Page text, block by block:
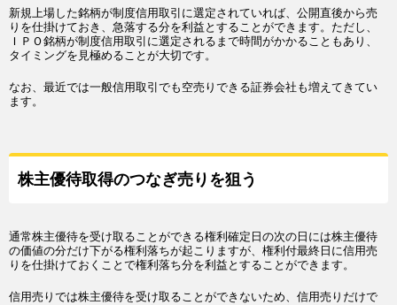
新規上場した銘柄が制度信用取引に選定されていれば、公開直後から売
りを仕掛けておき、急落する分を利益とすることができます。ただし、
ＩＰＯ銘柄が制度信用取引に選定されるまで時間がかかることもあり、
タイミングを見極めることが大切です。
なお、最近では一般信用取引でも空売りできる証券会社も増えてきてい
ます。
株主優待取得のつなぎ売りを狙う
通常株主優待を受け取ることができる権利確定日の次の日には株主優待
の価値の分だけ下がる権利落ちが起こりますが、権利付最終日に信用売
りを仕掛けておくことで権利落ち分を利益とすることができます。
信用売りでは株主優待を受け取ることができないため、信用売りだけで